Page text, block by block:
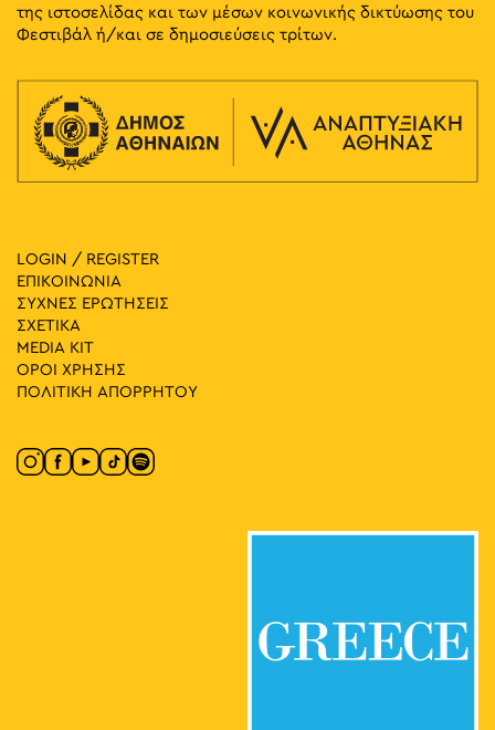
της ιστοσελίδας και των μέσων κοινωνικής δικτύωσης του
Φεστιβάλ ή/και σε δημοσιεύσεις τρίτων.
LOGIN / REGISTER
ΕΠΙΚΟΙΝΩΝΙΑ
ΣΥΧΝΕΣ ΕΡΩΤΗΣΕΙΣ
ΣΧΕΤΙΚΑ
MEDIA ΚIT
ΟΡΟΙ ΧΡΗΣΗΣ
ΠΟΛΙΤΙΚΗ ΑΠΟΡΡΗΤΟΥ